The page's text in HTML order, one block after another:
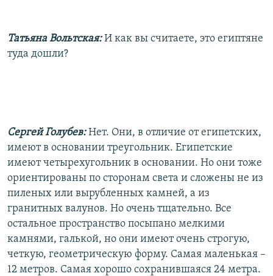
Татьяна Вольтская:И как вы считаете, это египтяне
туда дошли?
Сергей Голубев:Нет. Они, в отличие от египетских,
имеют в основании треугольник. Египетские
имеют четырехугольник в основании. Но они тоже
ориентированы по сторонам света и сложены не из
пиленых или вырубленных камней, а из
гранитных валунов. Но очень тщательно. Все
остальное пространство посыпано мелкими
камнями, галькой, но они имеют очень строгую,
четкую, геометрическую форму. Самая маленькая –
12 метров. Самая хорошо сохранившаяся 24 метра.